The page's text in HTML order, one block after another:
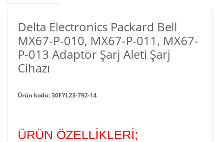
Delta Electronics Packard Bell
MX67-P-010, MX67-P-011, MX67-
P-013 Adaptör Şarj Aleti Şarj
Cihazı
Ürün kodu: 30EYL23-792-14
ÜRÜN ÖZELLİKLERİ;